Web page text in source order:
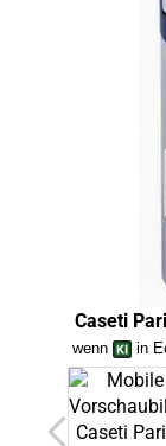
Caseti
wenn in